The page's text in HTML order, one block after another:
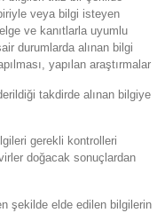
veya bilgi isteyen
ve kanıtlarla uyumlu
durumlarda alınan bilgi
yapılan araştırmalar
takdirde alınan bilgiye
gerekli kontrolleri
doğacak sonuçlardan
şekilde elde edilen bilgilerin